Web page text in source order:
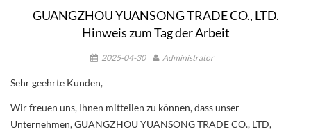
GUANGZHOU YUANSONG TRADE CO., LTD.
Hinweis zum Tag der Arbeit
2025-04-30 Administrator
Sehr geehrte Kunden,
Wir freuen uns, Ihnen mitteilen zu können, dass unser
Unternehmen, GUANGZHOU YUANSONG TRADE CO., LTD,